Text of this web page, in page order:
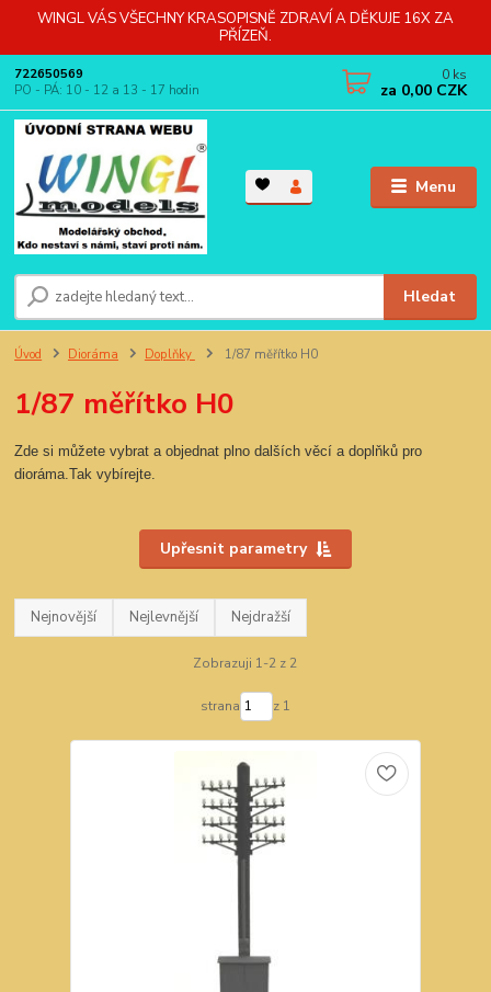
WINGL VÁS VŠECHNY KRASOPISNĚ ZDRAVÍ A DĚKUJE 16X ZA
PŘÍZEŇ.
Menu
Hledat
722650569
PO - PÁ: 10 - 12 a 13 - 17 hodin
0 ks
za 0,00 CZK
Úvod Dioráma Doplňky 1/87 měřítko H0
1/87 měřítko H0
Zde si můžete vybrat a objednat plno dalších věcí a doplňků pro
dioráma.Tak vybírejte.
Upřesnit parametry
Nejnovější Nejlevnější Nejdražší
Zobrazuji 1-2 z 2
strana z 1